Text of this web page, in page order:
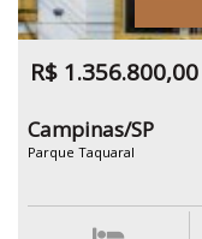
R$ 1.356.800,00
Campinas/SP
Parque Taquaral